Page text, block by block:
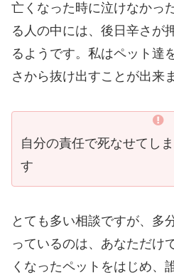
亡くなった時に泣けなかっ
る人の中には、後日辛さが
るようです。私はペット達
さから抜け出すことが出来
自分の責任で死なせてし
す
とても多い相談ですが、多
っているのは、あなただけ
くなったペットをはじめ、